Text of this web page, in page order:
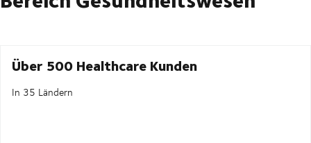
Über 500 Healthcare Kunden
In 35 Ländern